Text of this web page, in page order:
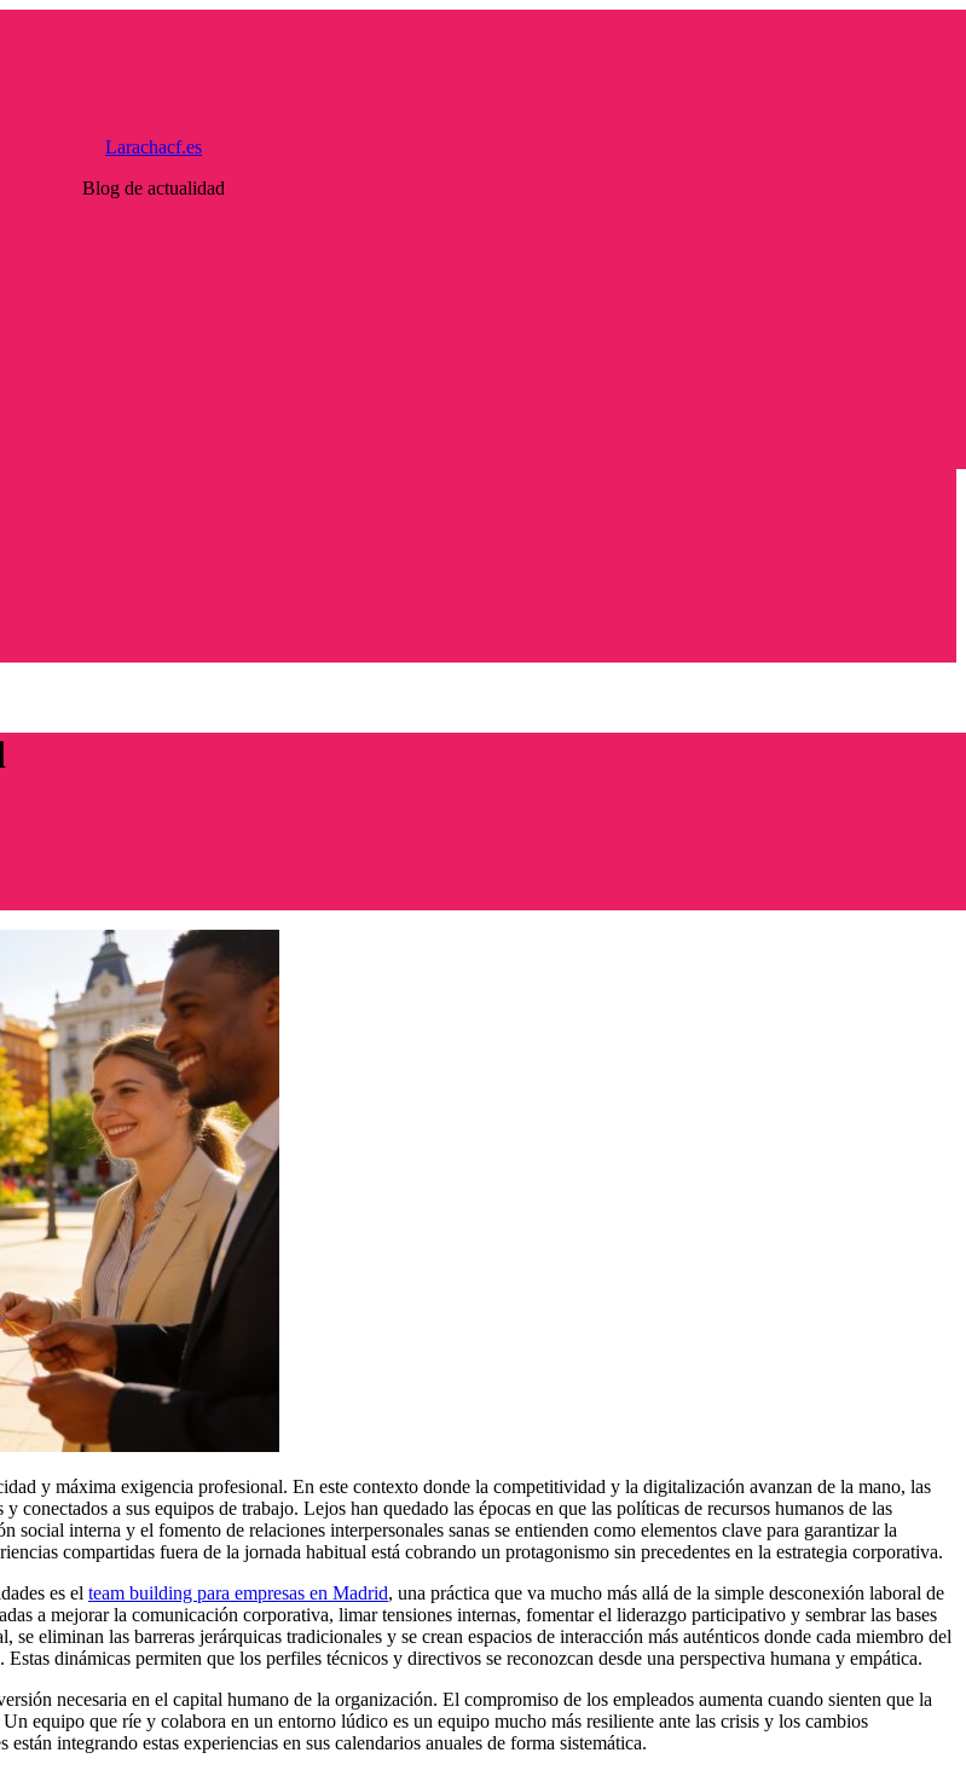
Larachacf.es
Blog de actualidad
y máxima exigencia profesional. En este contexto donde la competitividad y la digitalización avanzan de la mano, las
conectados a sus equipos de trabajo. Lejos han quedado las épocas en que las políticas de recursos humanos de las
interna y el fomento de relaciones interpersonales sanas se entienden como elementos clave para garantizar la
compartidas fuera de la jornada habitual está cobrando un protagonismo sin precedentes en la estrategia corporativa.
es el team building para empresas en Madrid, una práctica que va mucho más allá de la simple desconexión laboral de
a mejorar la comunicación corporativa, limar tensiones internas, fomentar el liderazgo participativo y sembrar las bases
eliminan las barreras jerárquicas tradicionales y se crean espacios de interacción más auténticos donde cada miembro del
dinámicas permiten que los perfiles técnicos y directivos se reconozcan desde una perspectiva humana y empática.
necesaria en el capital humano de la organización. El compromiso de los empleados aumenta cuando sienten que la
equipo que ríe y colabora en un entorno lúdico es un equipo mucho más resiliente ante las crisis y los cambios
integrando estas experiencias en sus calendarios anuales de forma sistemática.